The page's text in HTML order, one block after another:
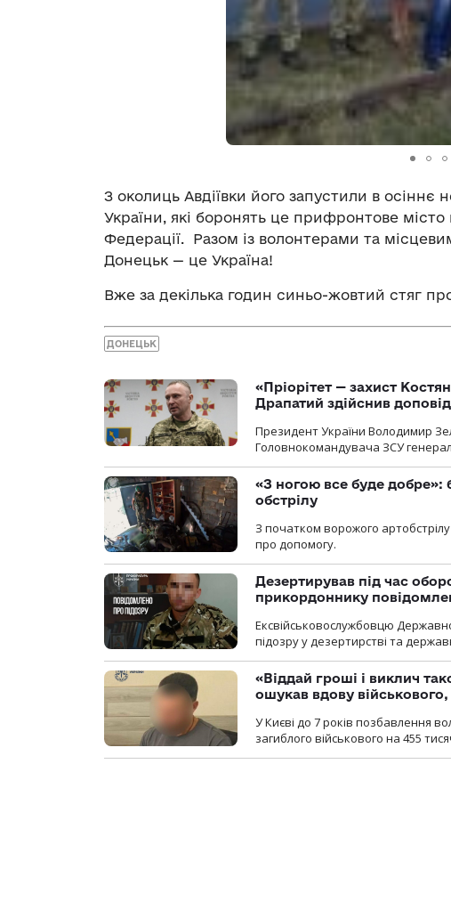
З околиць Авдіївки його запустили в осіннє
України, які боронять це прифронтове
Федерації. Разом із волонтерами та
Донецьк — це Україна!
Вже за декілька годин синьо-жовтий стяг
ДОНЕЦЬК
«Пріорітет — захист
Драпатий здійснив
Президент України Володимир
Головнокомандувача ЗСУ
«З ногою все буде добре»:
обстрілу
З початком ворожого
про допомогу.
Дезертирував під час
прикордоннику
Ексвійськовослужбовцю
підозру у дезертирстві та
«Віддай гроші і виклич
ошукав вдову
У Києві до 7 років позбавлення
загиблого військового на 455